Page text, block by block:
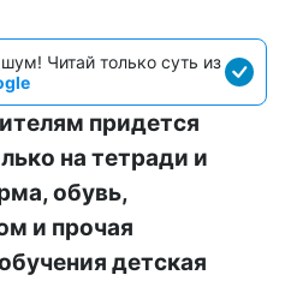
Читай только суть из
придется
на тетради и
обувь,
и прочая
детская